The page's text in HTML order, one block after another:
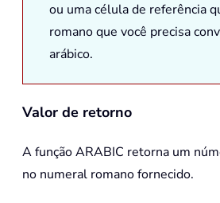
ou uma célula de referência
romano que você precisa
arábico.
Valor de retorno
A funçãoARABIC retorna um
no numeral romano fornecido.